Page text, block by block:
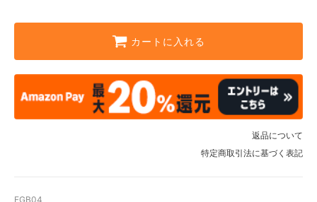
カートに入れる
返品について
特定商取引法に基づく表記
FGB04